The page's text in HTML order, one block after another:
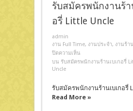
รับสมัครพนักงานร้า
อรี่ Little Uncle
admin
งาน Full Time, งานประจำ, งานร้า
ปิดความเห็น
บน รับสมัครพนักงานร้านเบเกอรี่
Uncle
รับสมัครพนักงานร้านเบเกอรี่
Read More »